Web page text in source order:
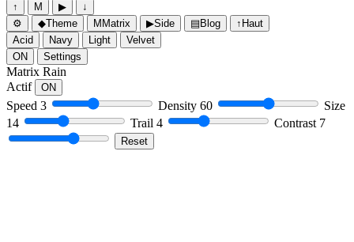
↑
M ▶
↓
⚙
◆Theme M Matrix ▶Side ▤Blog ↑ Haut
Acid
Navy Light
Velvet
ON
Settings
Matrix Rain
Actif
ON
Speed 3 Density 60
Size
14
Trail 4 Contrast 7
Reset